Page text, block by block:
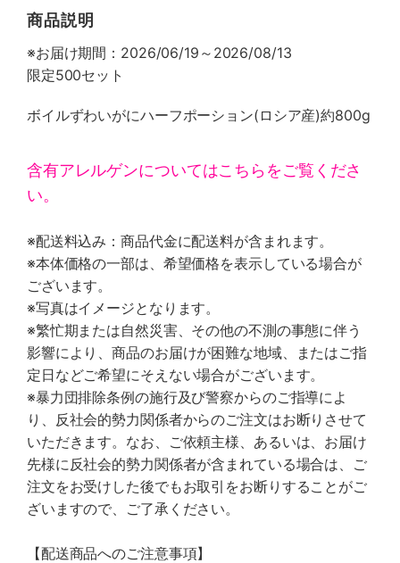
商品説明
※お届け期間：2026/06/19～2026/08/13
限定500セット
ボイルずわいがにハーフポーション(ロシア産)約800g
含有アレルゲンについてはこちらをご覧くださ
い。
※配送料込み：商品代金に配送料が含まれます。
※本体価格の一部は、希望価格を表示している場合が
ございます。
※写真はイメージとなります。
※繁忙期または自然災害、その他の不測の事態に伴う
影響により、商品のお届けが困難な地域、またはご指
定日などご希望にそえない場合がございます。
※暴力団排除条例の施行及び警察からのご指導によ
り、反社会的勢力関係者からのご注文はお断りさせて
いただきます。なお、ご依頼主様、あるいは、お届け
先様に反社会的勢力関係者が含まれている場合は、ご
注文をお受けした後でもお取引をお断りすることがご
ざいますので、ご了承ください。
【配送商品へのご注意事項】